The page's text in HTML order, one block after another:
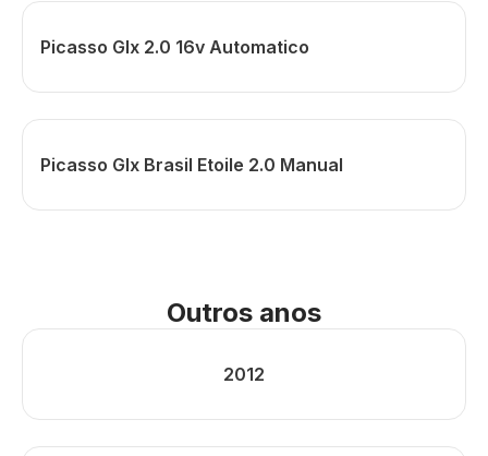
Picasso Glx 2.0 16v Automatico
Picasso Glx Brasil Etoile 2.0 Manual
Outros anos
2012